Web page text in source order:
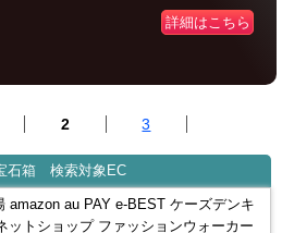
詳細はこちら
2 3
石箱 検索対象EC
amazon au PAY e-BEST ケーズデンキ
ットショップ ファッションウォーカー